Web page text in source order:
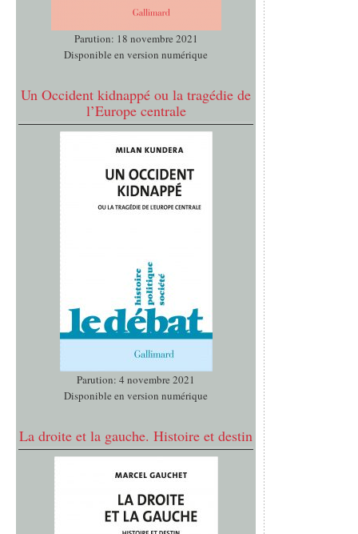
Parution: 18 novembre 2021
Disponible en version numérique
Un Occident kidnappé ou la tragédie de
l’Europe centrale
Parution: 4 novembre 2021
Disponible en version numérique
La droite et la gauche. Histoire et destin